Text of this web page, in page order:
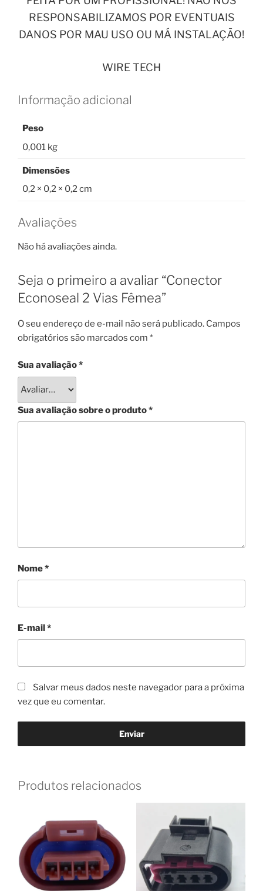
RESPONSABILIZAMOS POR EVENTUAIS
DANOS POR MAU USO OU MÁ INSTALAÇÃO!
WIRE TECH
Informação adicional
Peso
0,001 kg
Dimensões
0,2 × 0,2 × 0,2 cm
Avaliações
Não há avaliações ainda.
Seja o primeiro a avaliar “Conector
Econoseal 2 Vias Fêmea”
O seu endereço de e-mail não será publicado. Campos
obrigatórios são marcados com *
Sua avaliação*
Sua avaliação sobre o produto*
Nome*
E-mail*
Salvar meus dados neste navegador para a próxima
vez que eu comentar.
Produtos relacionados